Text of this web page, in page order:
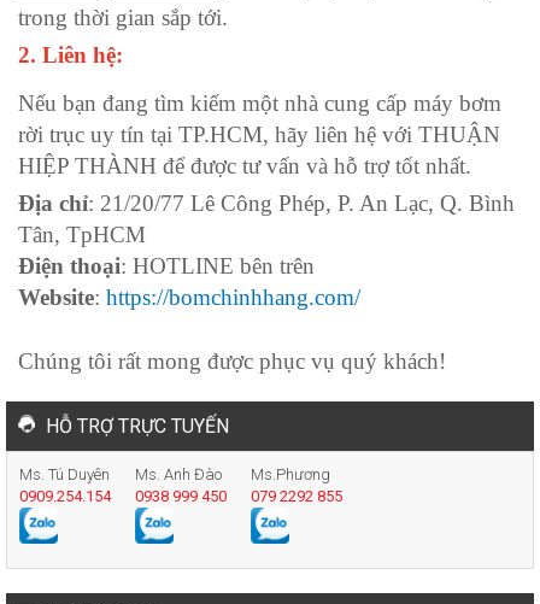
trong thời gian sắp tới.
2. Liên hệ:
Nếu bạn đang tìm kiếm một nhà cung cấp máy bơm
rời trục uy tín tại TP.HCM, hãy liên hệ với THUẬN
HIỆP THÀNH để được tư vấn và hỗ trợ tốt nhất.
Địa chỉ: 21/20/77 Lê Công Phép, P. An Lạc, Q. Bình
Tân, TpHCM
Điện thoại: HOTLINE bên trên
Website: https://bomchinhhang.com/
Chúng tôi rất mong được phục vụ quý khách!
HỖ TRỢ TRỰC TUYẾN
Ms. Tú Duyên
0909.254.154
Ms. Anh Đào
0938 999 450
Ms.Phương
079 2292 855